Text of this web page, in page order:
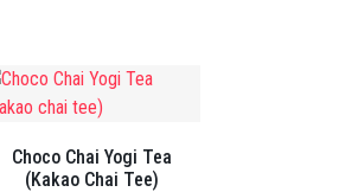
Choco Chai Yogi Tea
(Kakao Chai Tee)